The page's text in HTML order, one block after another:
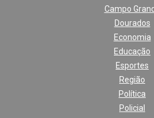
Campo
Dourados
Economia
Educação
Esportes
Região
Política
Policial